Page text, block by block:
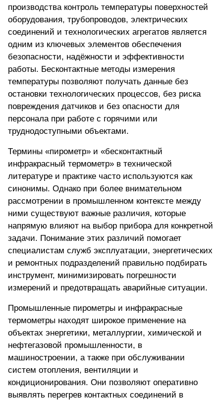
производства контроль температуры поверхностей
оборудования, трубопроводов, электрических
соединений и технологических агрегатов является
одним из ключевых элементов обеспечения
безопасности, надёжности и эффективности
работы. Бесконтактные методы измерения
температуры позволяют получать данные без
остановки технологических процессов, без риска
повреждения датчиков и без опасности для
персонала при работе с горячими или
труднодоступными объектами.
Термины «пирометр» и «бесконтактный
инфракрасный термометр» в технической
литературе и практике часто используются как
синонимы. Однако при более внимательном
рассмотрении в промышленном контексте между
ними существуют важные различия, которые
напрямую влияют на выбор прибора для конкретной
задачи. Понимание этих различий помогает
специалистам служб эксплуатации, энергетических
и ремонтных подразделений правильно подбирать
инструмент, минимизировать погрешности
измерений и предотвращать аварийные ситуации.
Промышленные пирометры и инфракрасные
термометры находят широкое применение на
объектах энергетики, металлургии, химической и
нефтегазовой промышленности, в
машиностроении, а также при обслуживании
систем отопления, вентиляции и
кондиционирования. Они позволяют оперативно
выявлять перегрев контактных соединений в